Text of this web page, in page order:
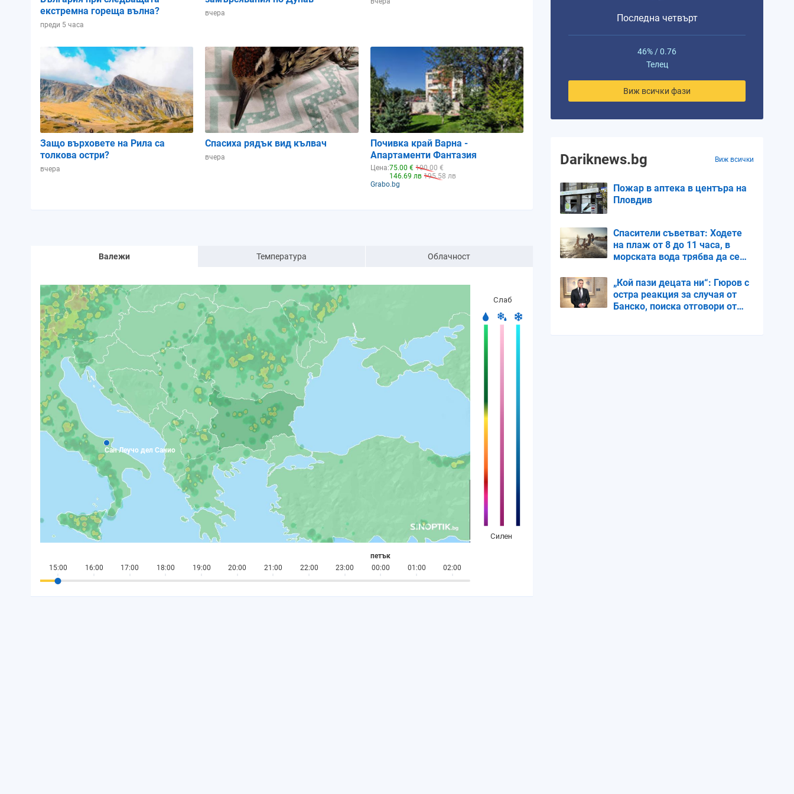
екстремна гореща вълна?
преди 5 часа
вчера
Защо върховете на Рила са
толкова остри?
вчера
Спасиха рядък вид кълвач
вчера
Почивка край Варна -
Апартаменти Фантазия
Цена:75.00 € 100.00 €
146.69 лв 195.58 лв
Grabo.bg
Валежи Температура Облачност
Сан Леучо дел Санио
15:00 16:00 17:00 18:00 19:00 20:00 21:00 22:00 23:00 00:00
петък
01:00
02:00
Последна четвърт
46% / 0.76
Телец
Виж всички фази
Dariknews.bg Виж всички
Пожар в аптека в центъра на
Пловдив
Спасители съветват: Ходете
на плаж от 8 до 11 часа, в
морската вода трябва да се
„Кой пази децата ни“: Гюров с
остра реакция за случая от
Банско, поиска отговори от